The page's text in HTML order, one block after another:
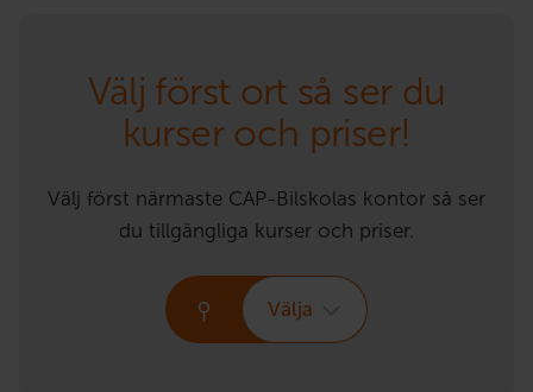
Välj först ort så ser du
kurser och priser!
Välj först närmaste CAP-Bilskolas kontor så ser
du tillgängliga kurser och priser.
Välja